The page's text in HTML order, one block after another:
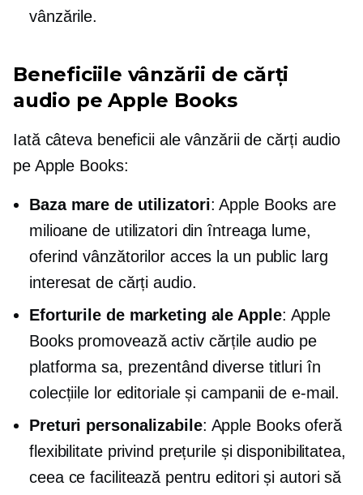
vânzările.
Beneficiile vânzării de cărți
audio pe Apple Books
Iată câteva beneficii ale vânzării de cărți audio
pe Apple Books:
Baza mare de utilizatori: Apple Books are
milioane de utilizatori din întreaga lume,
oferind vânzătorilor acces la un public larg
interesat de cărți audio.
Eforturile de marketing ale Apple: Apple
Books promovează activ cărțile audio pe
platforma sa, prezentând diverse titluri în
colecțiile lor editoriale și campanii de e-mail.
Preturi personalizabile: Apple Books oferă
flexibilitate privind prețurile și disponibilitatea,
ceea ce facilitează pentru editori și autori să